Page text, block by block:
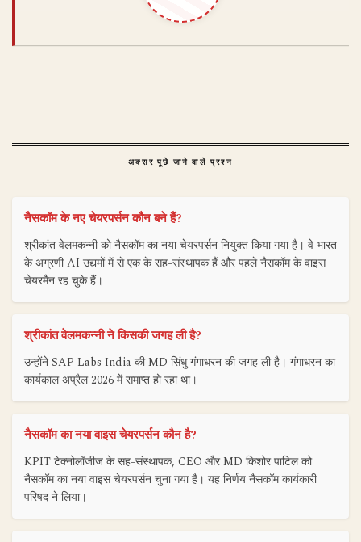
अक्सर पूछे जाने वाले प्रश्न
नैसकॉम के नए चेयरपर्सन कौन बने हैं?
श्रीकांत वेलमकन्नी को नैसकॉम का नया चेयरपर्सन नियुक्त किया गया है। वे भारत
के अग्रणी AI उद्यमों में से एक के सह-संस्थापक हैं और पहले नैसकॉम के वाइस
चेयरमैन रह चुके हैं।
श्रीकांत वेलमकन्नी ने किसकी जगह ली है?
उन्होंने SAP Labs India की MD सिंधु गंगाधरन की जगह ली है। गंगाधरन का
कार्यकाल अप्रैल 2026 में समाप्त हो रहा था।
नैसकॉम का नया वाइस चेयरपर्सन कौन है?
KPIT टेक्नोलॉजीज के सह-संस्थापक, CEO और MD किशोर पाटिल को
नैसकॉम का नया वाइस चेयरपर्सन चुना गया है। यह निर्णय नैसकॉम कार्यकारी
परिषद ने लिया।